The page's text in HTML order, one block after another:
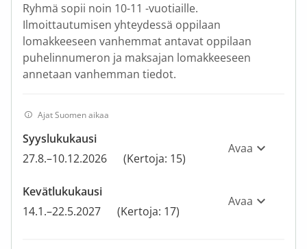
Ryhmä sopii noin 10-11 -vuotiaille.
Ilmoittautumisen yhteydessä oppilaan
lomakkeeseen vanhemmat antavat oppilaan
puhelinnumeron ja maksajan lomakkeeseen
annetaan vanhemman tiedot.
Ajat Suomen aikaa
Syyslukukausi
27.8.–10.12.2026
(Kertoja: 15)
Avaa
Kevätlukukausi
14.1.–22.5.2027
(Kertoja: 17)
Avaa